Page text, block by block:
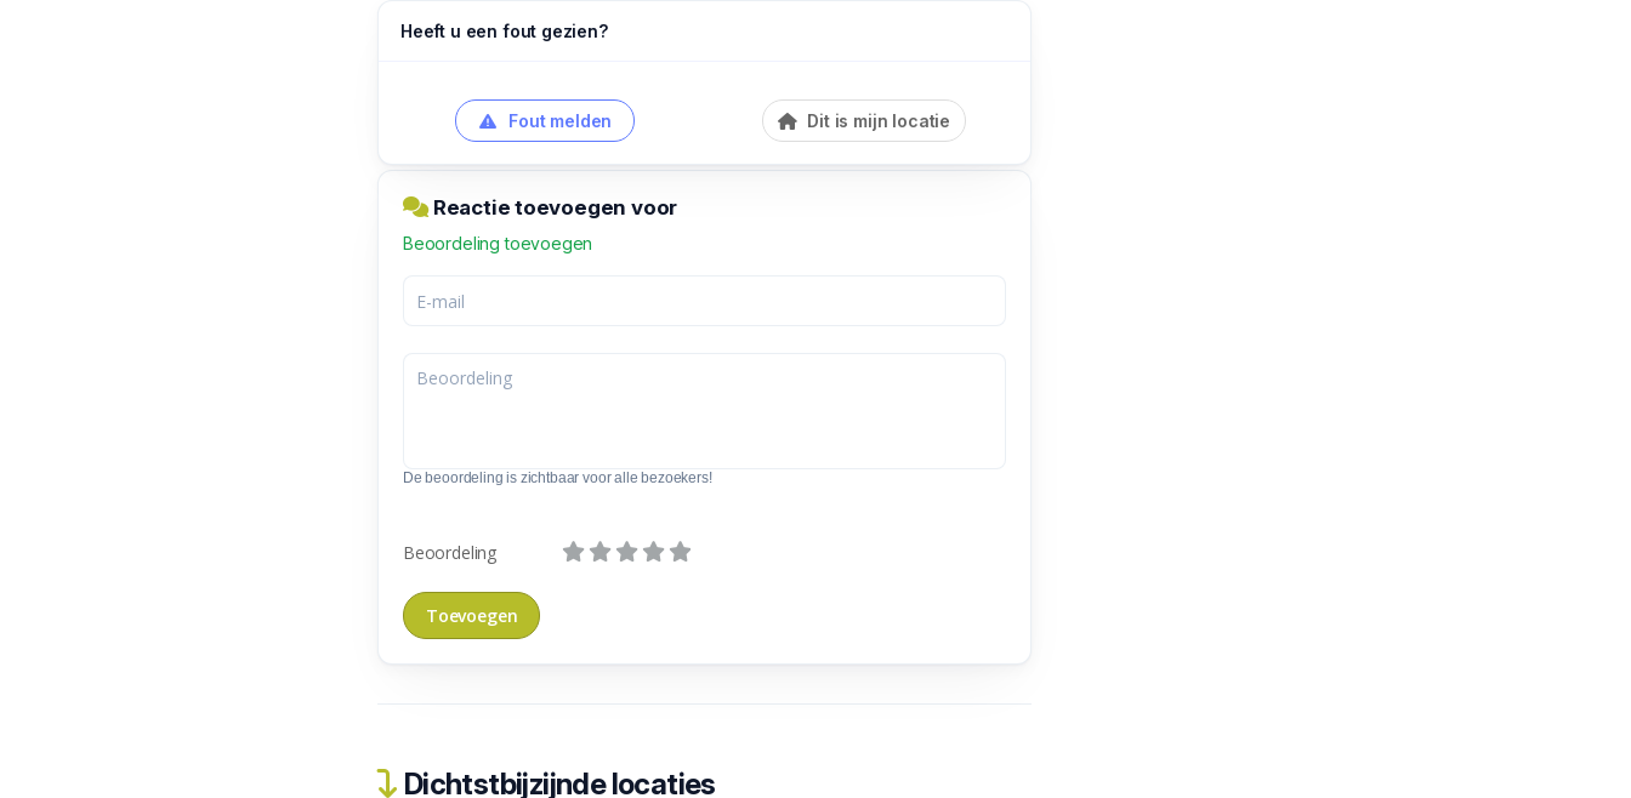
Heeft u een fout gezien?
Fout melden Dit is mijn locatie
Reactie toevoegen voor
Beoordeling toevoegen
De beoordeling is zichtbaar voor alle bezoekers!
Beoordeling
Dichtstbijzijnde locaties